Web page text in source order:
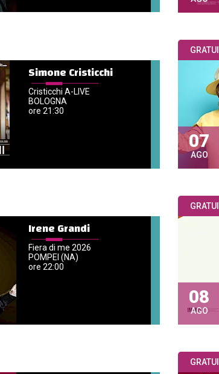
Simone Cristicchi
Cristicchi A-LIVE
BOLOGNA
ore 21:30
07
AGO
Irene Grandi
Fiera di me 2026
POMPEI (NA)
ore 22:00
08
AGO